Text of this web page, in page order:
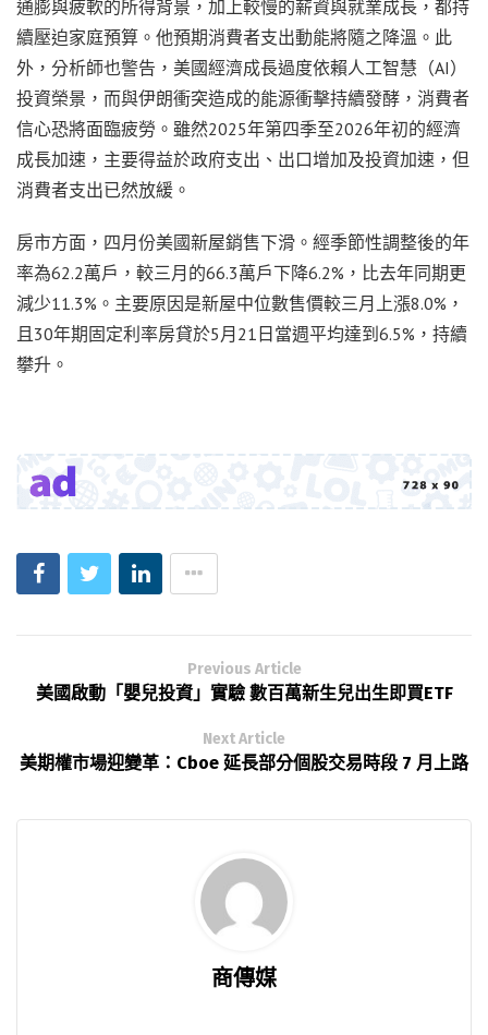
通膨與疲軟的所得背景，加上較慢的薪資與就業成長，都持
續壓迫家庭預算。他預期消費者支出動能將隨之降溫。此
外，分析師也警告，美國經濟成長過度依賴人工智慧（AI）
投資榮景，而與伊朗衝突造成的能源衝擊持續發酵，消費者
信心恐將面臨疲勞。雖然2025年第四季至2026年初的經濟
成長加速，主要得益於政府支出、出口增加及投資加速，但
消費者支出已然放緩。
房市方面，四月份美國新屋銷售下滑。經季節性調整後的年
率為62.2萬戶，較三月的66.3萬戶下降6.2%，比去年同期更
減少11.3%。主要原因是新屋中位數售價較三月上漲8.0%，
且30年期固定利率房貸於5月21日當週平均達到6.5%，持續
攀升。
Previous Article
美國啟動「嬰兒投資」實驗 數百萬新生兒出生即買ETF
Next Article
美期權市場迎變革：Cboe 延長部分個股交易時段 7 月上路
商傳媒